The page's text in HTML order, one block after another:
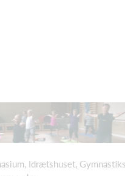
Idrætshuset,